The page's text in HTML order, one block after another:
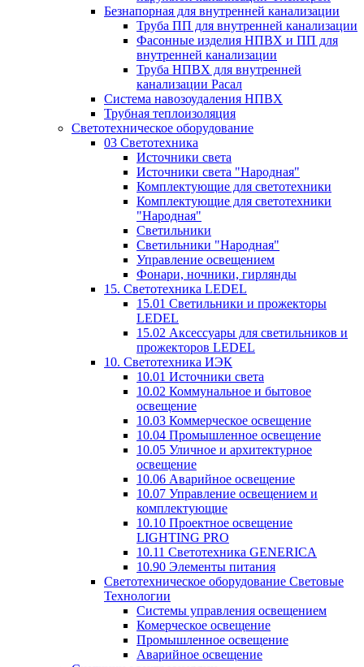
Безнапорная для внутренней канализации
Труба ПП для внутренней канализации
Фасонные изделия НПВХ и ПП для
внутренней канализации
Труба НПВХ для внутренней
канализации Расал
Система навозоудаления НПВХ
Трубная теплоизоляция
Светотехническое оборудование
03 Светотехника
Источники света
Источники света "Народная"
Комплектующие для светотехники
Комплектующие для светотехники
"Народная"
Светильники
Светильники "Народная"
Управление освещением
Фонари, ночники, гирлянды
15. Светотехника LEDEL
15.01 Светильники и прожекторы
LEDEL
15.02 Аксессуары для светильников и
прожекторов LEDEL
10. Светотехника ИЭК
10.01 Источники света
10.02 Коммунальное и бытовое
освещение
10.03 Коммерческое освещение
10.04 Промышленное освещение
10.05 Уличное и архитектурное
освещение
10.06 Аварийное освещение
10.07 Управление освещением и
комплектующие
10.10 Проектное освещение
LIGHTING PRO
10.11 Светотехника GENERICA
10.90 Элементы питания
Светотехническое оборудование Световые
Технологии
Системы управления освещением
Комерческое освещение
Промышленное освещение
Аварийное освещение